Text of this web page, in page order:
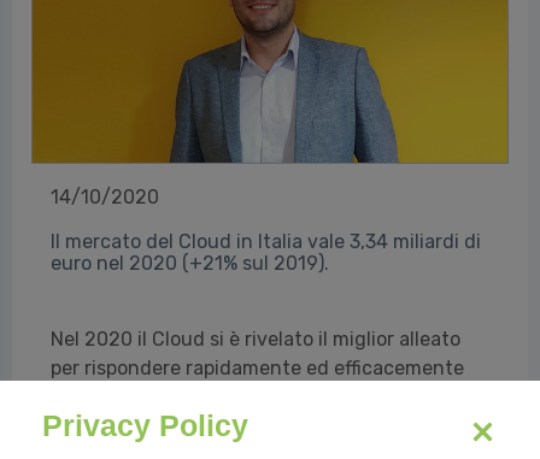
14/10/2020
Il mercato del Cloud in Italia vale 3,34 miliardi di
euro nel 2020 (+21% sul 2019).
Nel 2020 il Cloud si è rivelato il miglior alleato
per rispondere rapidamente ed efficacemente
pandemia ha sottoposto l’intero sistema
Privacy Policy